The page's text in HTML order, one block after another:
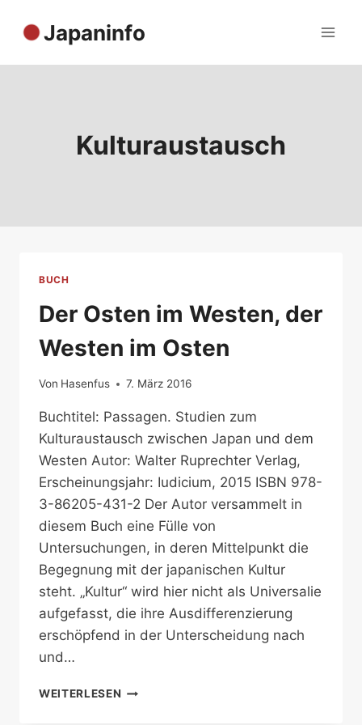
Inhalt
Japaninfo
Kulturaustausch
BUCH
Der Osten im Westen, der
Westen im Osten
Von Hasenfus 7. März 2016
Buchtitel: Passagen. Studien zum
Kulturaustausch zwischen Japan und dem
Westen Autor: Walter Ruprechter Verlag,
Erscheinungsjahr: Iudicium, 2015 ISBN 978-
3-86205-431-2 Der Autor versammelt in
diesem Buch eine Fülle von
Untersuchungen, in deren Mittelpunkt die
Begegnung mit der japanischen Kultur
steht. „Kultur“ wird hier nicht als Universalie
aufgefasst, die ihre Ausdifferenzierung
erschöpfend in der Unterscheidung nach
und…
WEITERLESEN DER